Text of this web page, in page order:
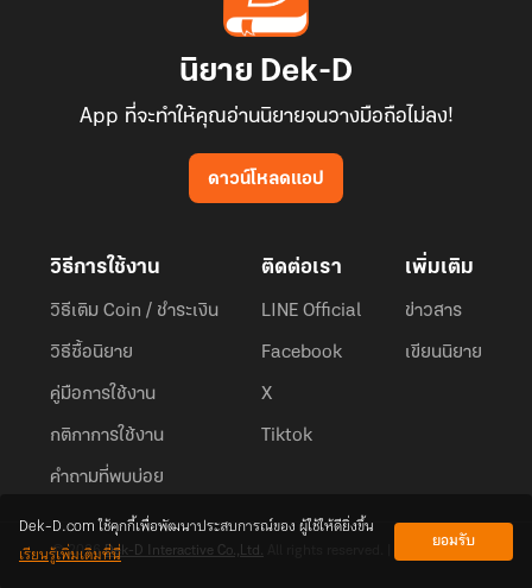
นิยาย Dek-D
App ที่จะทำให้คุณอ่านนิยายจนวางมือถือไม่ลง!
ดาวน์โหลดแอป
วิธีการใช้งาน
วิธีเติม Coin / ชำระเงิน
วิธีซื้อนิยาย
คู่มือการใช้งาน
กติกาการใช้งาน
คำถามที่พบบ่อย
ติดต่อเรา
LINE Official
Facebook
X
Tiktok
เพิ่มเติม
ข่าวสาร
เขียนนิยาย
© 2026Dek-D Interactive Co.,Ltd.
Dek-D.com ใช้คุกกี้เพื่อพัฒนาประสบการณ์ของ ผู้ใช้ให้ดียิ่งขึ้น
เรียนรู้เพิ่มเติมที่นี่
ยอมรับ